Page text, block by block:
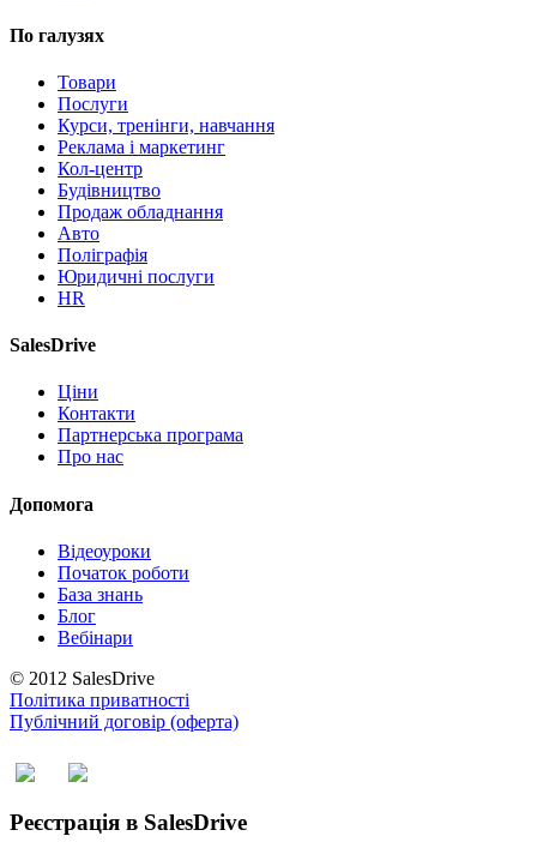
По галузях
Товари
Послуги
Курси, тренінги, навчання
Реклама і маркетинг
Кол-центр
Будівництво
Продаж обладнання
Авто
Поліграфія
Юридичні послуги
HR
SalesDrive
Ціни
Контакти
Партнерська програма
Про нас
Допомога
Відеоуроки
Початок роботи
База знань
Блог
Вебінари
© 2012 SalesDrive
Політика приватності
Публічний договір (оферта)
Реєстрація в SalesDrive